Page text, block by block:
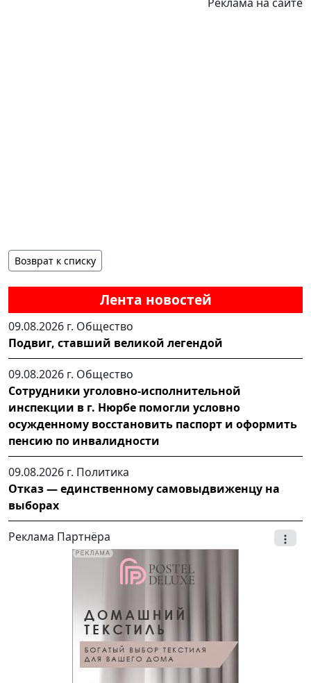
Лента новостей
09.08.2026 г. Общество
Подвиг, ставший великой легендой
09.08.2026 г. Общество
Сотрудники уголовно-исполнительной
инспекции в г. Нюрбе помогли условно
осужденному восстановить паспорт и оформить
пенсию по инвалидности
09.08.2026 г. Политика
Отказ — единственному самовыдвиженцу на
выборах
Реклама Партнёра
Возврат к списку